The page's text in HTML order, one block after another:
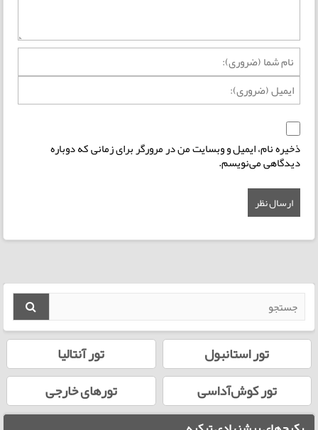
ذخیره نام، ایمیل و وبسایت من در مرورگر برای زمانی که دوباره
دیدگاهی می‌نویسم.
تور استانبول
تور آنتالیا
تور کوش‌آداسی
تورهای خارجی